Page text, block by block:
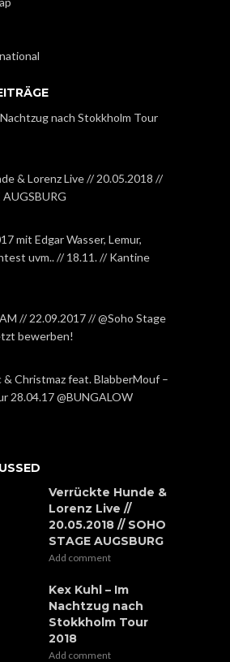
nach Stokkholm Tour
& Lorenz Live // 20.05.2018 //
mit Edgar Wasser, Lemur,
uvm.. // 18.11. // Kantine
// 22.09.2017 // @Soho Stage
bewerben!
& Christmaz feat. BlabberMouf –
28.04.17 @BUNGALOW
Verrückte Hunde &
Lorenz Live //
20.05.2018 // SOHO
STAGE AUGSBURG
Add comment
Kex Kuhl – Im
Nachtzug nach
Stokkholm Tour
2018
Add comment